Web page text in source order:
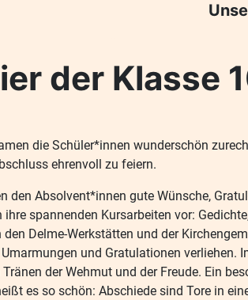
der Klasse
die Schüler*innen wunderschön
ehrenvoll zu feiern.
den Absolvent*innen gute Wünsche,
spannenden Kursarbeiten vor:
Delme-Werkstätten und der
und Gratulationen
der Wehmut und der Freude. Ein
es so schön: Abschiede sind Tore in